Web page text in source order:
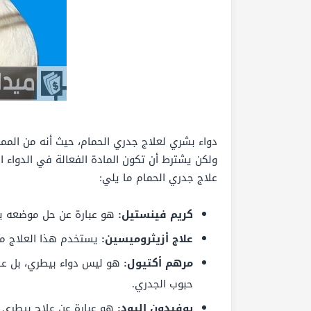
دواء بشري لعلاج جدري الحمام، حيث أنه من
ولكن يشترط أن تكون المادة الفعالة في
علاج جدري الحمام ما يلي:
كريم فينستيل: هو عبارة عن حل موضعه
علاج أزيثروميسين: يستخدم هذا العلاج
مرهم أكتيول: هو ليس دواء بيطري، بل
حبوب الجدري.